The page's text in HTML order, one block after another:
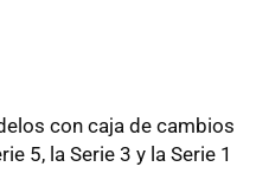
con caja de cambios
5, la Serie 3 y la Serie 1